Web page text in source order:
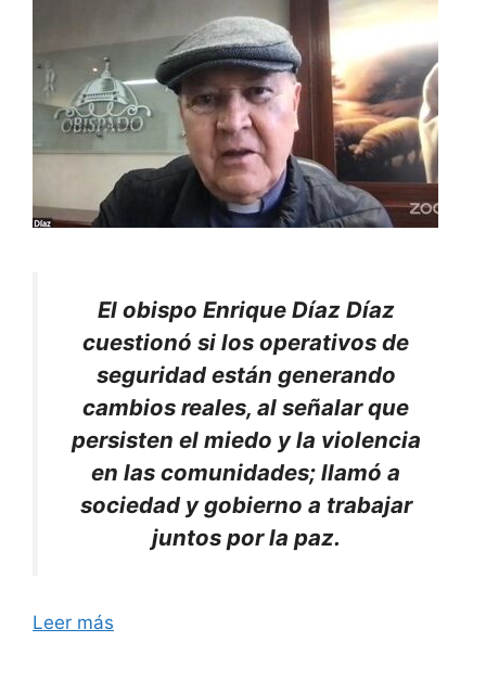
El obispo Enrique Díaz Díaz
cuestionó si los operativos de
seguridad están generando
cambios reales, al señalar que
persisten el miedo y la violencia
en las comunidades; llamó a
sociedad y gobierno a trabajar
juntos por la paz.
Leer más